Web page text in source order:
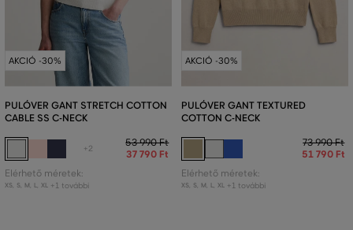
AKCIÓ -30%
PULÓVER GANT STRETCH COTTON
CABLE SS C-NECK
+2
53 990 Ft
37 790 Ft
Elérhető méretek:
XS, S, M L, XL +1 további
AKCIÓ -30%
PULÓVER GANT TEXTURED
COTTON C-NECK
73 990 Ft
51 790 Ft
Elérhető méretek:
XS, S, M L, XL +1 további